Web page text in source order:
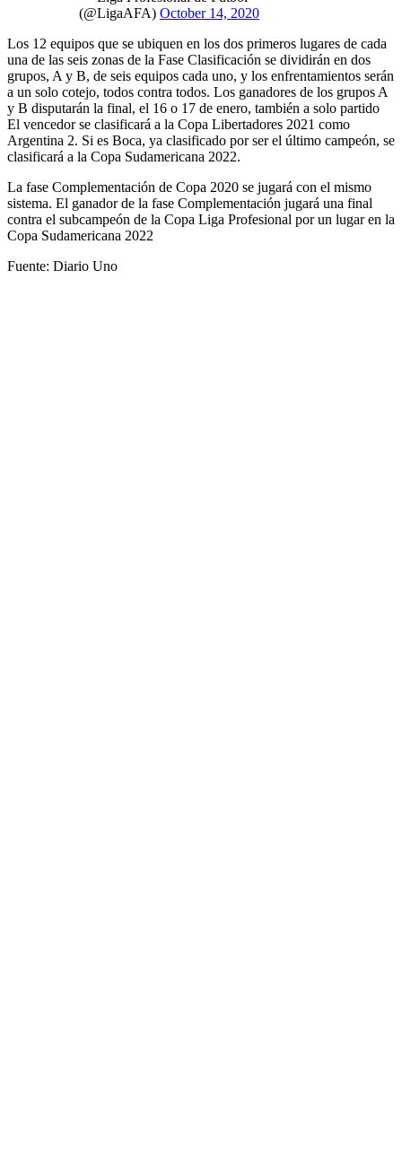
(@LigaAFA) October 14, 2020
Los 12 equipos que se ubiquen en los dos primeros lugares de cada
una de las seis zonas de la Fase Clasificación se dividirán en dos
grupos, A y B, de seis equipos cada uno, y los enfrentamientos serán
a un solo cotejo, todos contra todos. Los ganadores de los grupos A
y B disputarán la final, el 16 o 17 de enero, también a solo partido
El vencedor se clasificará a la Copa Libertadores 2021 como
Argentina 2. Si es Boca, ya clasificado por ser el último campeón, se
clasificará a la Copa Sudamericana 2022.
La fase Complementación de Copa 2020 se jugará con el mismo
sistema. El ganador de la fase Complementación jugará una final
contra el subcampeón de la Copa Liga Profesional por un lugar en la
Copa Sudamericana 2022
Fuente: Diario Uno